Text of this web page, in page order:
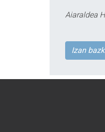
Aiaraldea
Izan